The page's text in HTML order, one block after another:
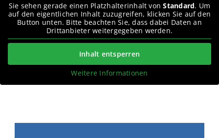
Sie sehen gerade einen Platzhalterinhalt vonStandard. Um
auf den eigentlichen Inhalt zuzugreifen, klicken Sie auf den
Button unten. Bitte beachten Sie, dass dabei Daten an
Drittanbieter weitergegeben werden.
Inhalt entsperren
Weitere Informationen